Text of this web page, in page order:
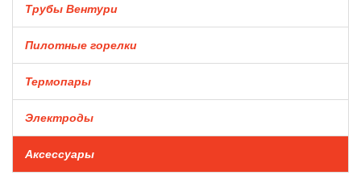
Трубы Вентури
Пилотные горелки
Термопары
Электроды
Аксессуары